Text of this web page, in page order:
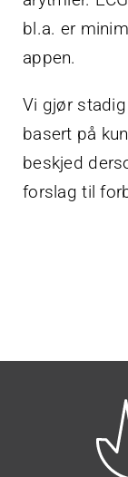
bl.a. er
appen.
Vi gjør
basert på
beskjed
forslag til